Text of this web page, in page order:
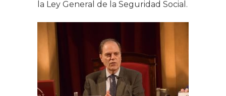
la Ley General de la Seguridad Social.